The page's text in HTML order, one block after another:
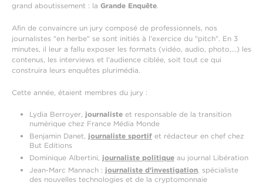
grand aboutissement : la Grande Enquête.
Afin de convaincre un jury composé de professionnels, nos
journalistes "en herbe" se sont initiés à l'exercice du "pitch". En 3
minutes, il leur a fallu exposer les formats (vidéo, audio, photo,...) les
contenus, les interviews et l'audience ciblée, soit tout ce qui
construira leurs enquêtes plurimédia.
Cette année, étaient membres du jury :
Lydia Berroyer, journaliste et responsable de la transition
numérique chez France Média Monde
Benjamin Danet, journaliste sportif et rédacteur en chef chez
But Editions
Dominique Albertini, journaliste politique au journal Libération
Jean-Marc Mannach : journaliste d'investigation, spécialiste
des nouvelles technologies et de la cryptomonnaie